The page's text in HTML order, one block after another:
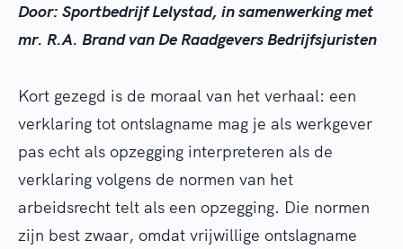
Door: Sportbedrijf Lelystad, in samenwerking met
mr. R.A. Brand van De Raadgevers Bedrijfsjuristen
Kort gezegd is de moraal van het verhaal: een
verklaring tot ontslagname mag je als werkgever
pas echt als opzegging interpreteren als de
verklaring volgens de normen van het
arbeidsrecht telt als een opzegging. Die normen
zijn best zwaar, omdat vrijwillige ontslagname